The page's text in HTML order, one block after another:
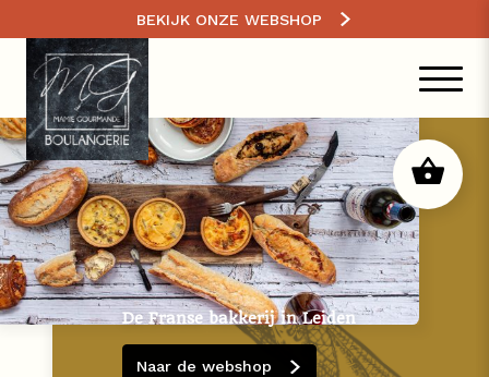
BEKIJK ONZE WEBSHOP
De Franse bakkerij in Leiden
Naar de webshop